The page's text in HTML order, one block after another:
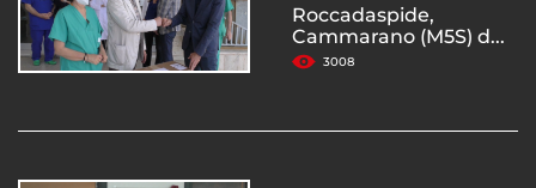
Roccadaspide,
Cammarano (M5S) d...
3008